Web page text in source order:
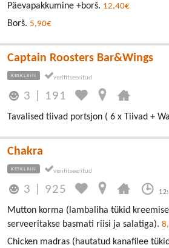
Päevapakkumine +borš. 12,40€
Borš. 5,90€
Captain Roosters Bar&Wings
KESKLINN
3 191
Tavalised tiivad portsjon ( 6 x Tiivad +
Chakra
KESKLINN
3 925
Mutton korma (lambaliha tükid
serveeritakse basmati riisi ja salatiga).
Chicken madras (hautatud kanafilee